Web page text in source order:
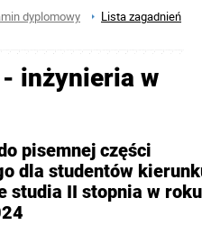
dyplomowy
Lista zagadnień
inżynieria w
pisemnej części
dla studentów
studia II stopnia w roku